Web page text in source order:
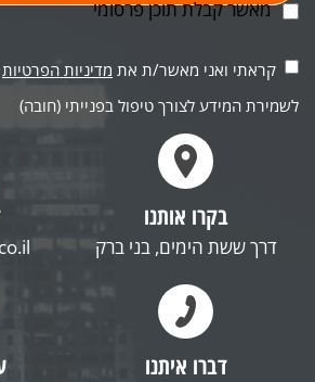
מאשר קבלת תוכן פרסומי
קראתי ואני מאשר/ת את מדיניות הפרטיות
לשמירת המידע לצורך טיפול בפנייתי (חובה)
בקרו אותנו
דרך ששת הימים, בני ברק
דברו איתנו